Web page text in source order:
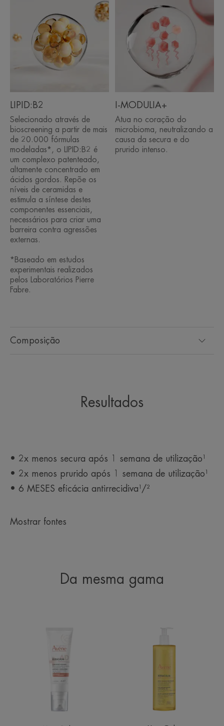
TEXTURA AMBIENTE
indivíduos.
indivíduos, reduz o risco de recorrência de surtos graves de secura.
*"Fórmula tópica constituída por excipientes e ingredientes ativos adicionais
não medicamentosos." Reconhecido pelo European Dermatology Forum-
Guidelines for Treatment of Atopic Eczema (Atopic Dermatitis), 2018.
**Pontuação clínica (SCORAD), 64 indivíduos, aplicação duas vezes por dia
durante 6 meses.
Composição
LIPID:B2
Selecionado através de
bioscreening a partir de mais
de 20.000 fórmulas
modeladas*, o LIPID:B2 é
um complexo patenteado,
altamente concentrado em
ácidos gordos. Repõe os
níveis de ceramidas e
estimula a síntese destes
componentes essenciais,
necessários para criar uma
barreira contra agressões
externas.
*Baseado em estudos
experimentais realizados
pelos Laboratórios Pierre
Fabre.
I-MODULIA+
Atua no coração do
microbioma, neutralizando a
causa da secura e do
prurido intenso.
Resultados
• 2x menos secura após 1 semana de utilização¹
• 2x menos prurido após 1 semana de utilização¹
• 6 MESES eficácia antirrecidiva¹/²
Mostrar fontes
Da mesma gama
Concentrado
Suavizante
Limpeza